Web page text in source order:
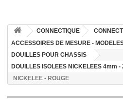
CONNECTIQUE
ACCESSOIRES DE MESURE -
DOUILLES POUR CHASSIS
DOUILLES ISOLEES NICKELEES 4mm -
NICKELEE - ROUGE